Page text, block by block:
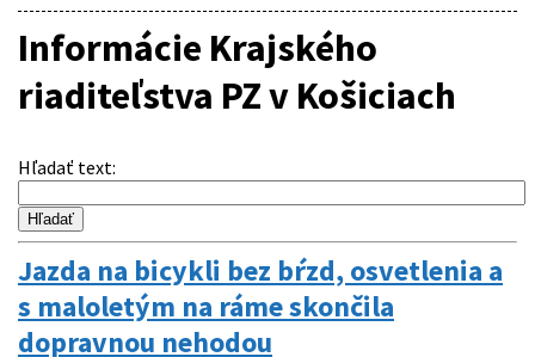
Informácie Krajského
riaditeľstva PZ v Košiciach
Hľadať text:
Jazda na bicykli bez bŕzd, osvetlenia a
s maloletým na ráme skončila
dopravnou nehodou